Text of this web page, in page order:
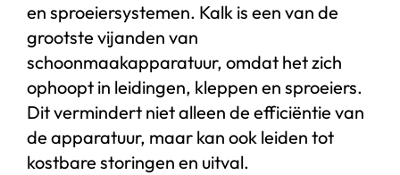
en sproeiersystemen. Kalk is een van de
grootste vijanden van
schoonmaakapparatuur, omdat het zich
ophoopt in leidingen, kleppen en sproeiers.
Dit vermindert niet alleen de efficiëntie van
de apparatuur, maar kan ook leiden tot
kostbare storingen en uitval.